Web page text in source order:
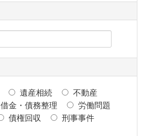
遺産相続
不動産
借金・債務整理
労働問題
債権回収
刑事事件